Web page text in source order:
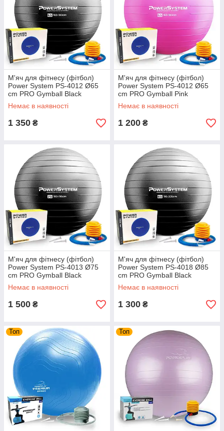
М'яч для фітнесу (фітбол)
Power System PS-4012 Ø65
cm PRO Gymball Black
Немає в наявності
1 350 ₴
М'яч для фітнесу (фітбол)
Power System PS-4012 Ø65
cm PRO Gymball Pink
Немає в наявності
1 200 ₴
М'яч для фітнесу (фітбол)
Power System PS-4013 Ø75
cm PRO Gymball Black
Немає в наявності
1 500 ₴
М'яч для фітнесу (фітбол)
Power System PS-4018 Ø85
cm PRO Gymball Black
Немає в наявності
1 300 ₴
Топ Топ